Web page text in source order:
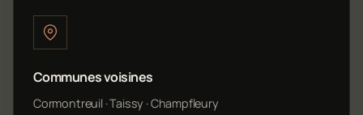
Communes voisines
Cormontreuil · Taissy · Champfleury